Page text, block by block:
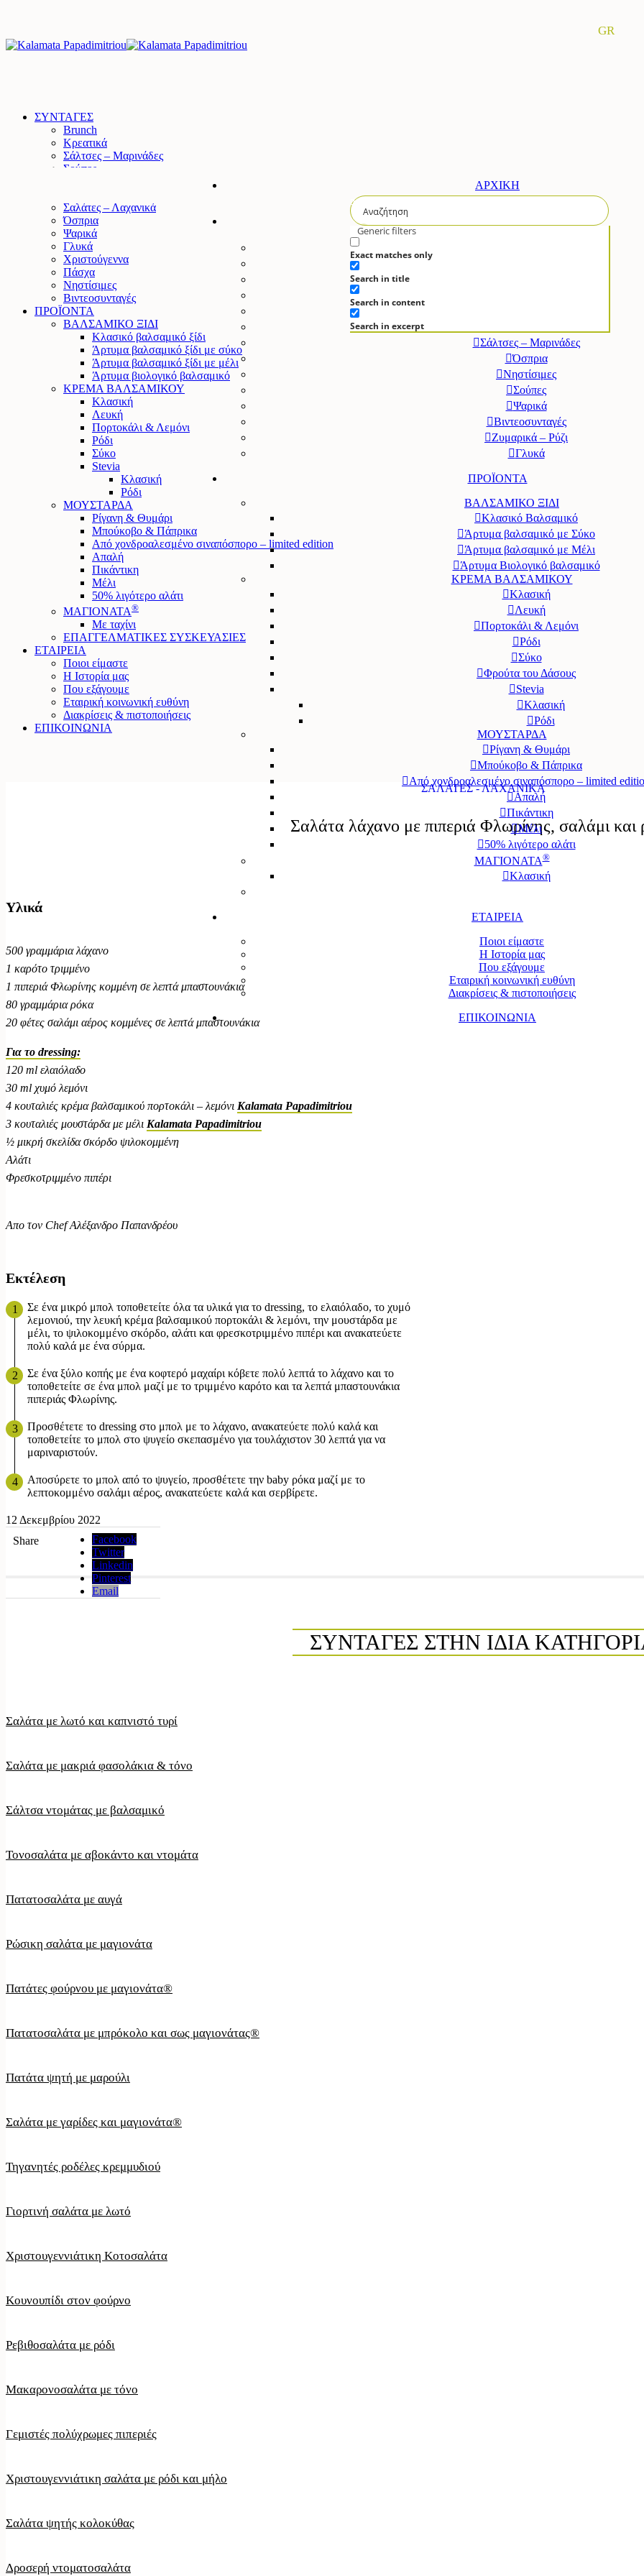
GR
Generic filters
Exact matches only
Search in title
Search in content
Search in excerpt
ΑΡΧΙΚΗ
Σάλτσες – Μαρινάδες
Όσπρια
Νηστίσιμες
Σούπες
Ψαρικά
Βιντεοσυνταγές
Ζυμαρικά – Ρύζι
Γλυκά
ΠΡΟΪΟΝΤΑ
ΒΑΛΣΑΜΙΚΟ ΞΙΔΙ
Κλασικό Βαλσαμικό
Άρτυμα βαλσαμικό με Σύκο
Άρτυμα βαλσαμικό με Μέλι
Άρτυμα Βιολογικό βαλσαμικό
ΚΡΕΜΑ ΒΑΛΣΑΜΙΚΟΥ
Κλασική
Λευκή
Πορτοκάλι & Λεμόνι
Ρόδι
Σύκο
Φρούτα του Δάσους
Stevia
Κλασική
Ρόδι
ΜΟΥΣΤΑΡΔΑ
Ρίγανη & Θυμάρι
Μπούκοβο & Πάπρικα
Από χονδροαλεσμένο σιναπόσπορο – limited
Απαλή
Πικάντικη
Μέλι
50% λιγότερο αλάτι
ΜΑΓΙΟΝΑΤΑ®
Κλασική
ΕΤΑΙΡΕΙΑ
Ποιοι είμαστε
Η Ιστορία μας
Που εξάγουμε
Εταιρική κοινωνική ευθύνη
Διακρίσεις & πιστοποιήσεις
ΕΠΙΚΟΙΝΩΝΙΑ
ΣΥΝΤΑΓΕΣ
Brunch
Κρεατικά
Σάλτσες – Μαρινάδες
Σούπες
Σαλάτες – Λαχανικά
Όσπρια
Ψαρικά
Γλυκά
Χριστούγεννα
Πάσχα
Νηστίσιμες
Βιντεοσυνταγές
ΠΡΟΪΟΝΤΑ
ΒΑΛΣΑΜΙΚΟ ΞΙΔΙ
Κλασικό βαλσαμικό ξίδι
Άρτυμα βαλσαμικό ξίδι με σύκο
Άρτυμα βαλσαμικό ξίδι με μέλι
Άρτυμα βιολογικό βαλσαμικό
ΚΡΕΜΑ ΒΑΛΣΑΜΙΚΟΥ
Κλασική
Λευκή
Πορτοκάλι & Λεμόνι
Ρόδι
Σύκο
Stevia
Κλασική
Ρόδι
ΜΟΥΣΤΑΡΔΑ
Ρίγανη & Θυμάρι
Μπούκοβο & Πάπρικα
Από χονδροαλεσμένο σιναπόσπορο – limited edition
Απαλή
Πικάντικη
Μέλι
50% λιγότερο αλάτι
ΜΑΓΙΟΝΑΤΑ®
Mε ταχίνι
ΕΠΑΓΓΕΛΜΑΤΙΚΕΣ ΣΥΣΚΕΥΑΣΙΕΣ
ΕΤΑΙΡΕΙΑ
Ποιοι είμαστε
Η Ιστορία μας
Που εξάγουμε
Εταιρική κοινωνική ευθύνη
Διακρίσεις & πιστοποιήσεις
ΕΠΙΚΟΙΝΩΝΙΑ
ΣΑΛΑΤΕΣ - ΛΑΧΑΝΙΚΑ
Σαλάτα λάχανο με πιπεριά Φλωρίνης, σαλάμι και
Υλικά
500 γραμμάρια λάχανο
1 καρότο τριμμένο
1 πιπεριά Φλωρίνης κομμένη σε λεπτά μπαστουνάκια
80 γραμμάρια ρόκα
20 φέτες σαλάμι αέρος κομμένες σε λεπτά μπαστουνάκια
Για το dressing:
120 ml ελαιόλαδο
30 ml χυμό λεμόνι
4 κουταλιές κρέμα βαλσαμικού πορτοκάλι – λεμόνι Kalamata Papadimitriou
3 κουταλιές μουστάρδα με μέλι Kalamata Papadimitriou
½ μικρή σκελίδα σκόρδο ψιλοκομμένη
Αλάτι
Φρεσκοτριμμένο πιπέρι
Απο τον Chef Αλέξανδρο Παπανδρέου
Εκτέλεση
Σε ένα μικρό μπολ τοποθετείτε όλα τα υλικά για το dressing, το ελαιόλαδο, το χυμό
λεμονιού, την λευκή κρέμα βαλσαμικού πορτοκάλι & λεμόνι, την μουστάρδα με
μέλι, το ψιλοκομμένο σκόρδο, αλάτι και φρεσκοτριμμένο πιπέρι και ανακατεύετε
πολύ καλά με ένα σύρμα.
Σε ένα ξύλο κοπής με ένα κοφτερό μαχαίρι κόβετε πολύ λεπτά το λάχανο και το
τοποθετείτε σε ένα μπολ μαζί με το τριμμένο καρότο και τα λεπτά μπαστουνάκια
πιπεριάς Φλωρίνης.
Προσθέτετε το dressing στο μπολ με το λάχανο, ανακατεύετε πολύ καλά και
τοποθετείτε το μπολ στο ψυγείο σκεπασμένο για τουλάχιστον 30 λεπτά για να
μαριναριστούν.
Αποσύρετε το μπολ από το ψυγείο, προσθέτετε την baby ρόκα μαζί με το
λεπτοκομμένο σαλάμι αέρος, ανακατεύετε καλά και σερβίρετε.
12 Δεκεμβρίου 2022
Share
Facebook
Twitter
Linkedin
Pinterest
Email
ΣΥΝΤΑΓΕΣ ΣΤΗΝ ΙΔΙΑ
Σαλάτα με λωτό και καπνιστό τυρί
Σαλάτα με μακριά φασολάκια & τόνο
Σάλτσα ντομάτας με βαλσαμικό
Τονοσαλάτα με αβοκάντο και ντομάτα
Πατατοσαλάτα με αυγά
Ρώσικη σαλάτα με μαγιονάτα
Πατάτες φούρνου με μαγιονάτα®
Πατατοσαλάτα με μπρόκολο και σως μαγιονάτας®
Πατάτα ψητή με μαρούλι
Σαλάτα με γαρίδες και μαγιονάτα®
Τηγανητές ροδέλες κρεμμυδιού
Γιορτινή σαλάτα με λωτό
Χριστουγεννιάτικη Κοτοσαλάτα
Κουνουπίδι στον φούρνο
Ρεβιθοσαλάτα με ρόδι
Μακαρονοσαλάτα με τόνο
Γεμιστές πολύχρωμες πιπεριές
Χριστουγεννιάτικη σαλάτα με ρόδι και μήλο
Σαλάτα ψητής κολοκύθας
Δροσερή ντοματοσαλάτα